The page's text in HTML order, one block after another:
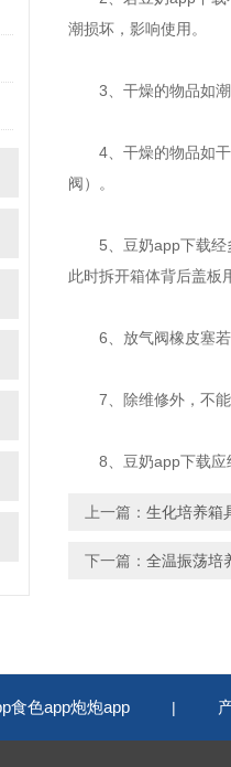
潮损坏，影响使用。
3、干燥的物品如潮
4、干燥的物品如干
阀）。
5、豆奶app下载经
此时拆开箱体背后盖板用
6、放气阀橡皮塞若
7、除维修外，不
8、豆奶app下载应经
上一篇： 生化培养箱
下一篇： 全温振荡培
食色app炮炮app |